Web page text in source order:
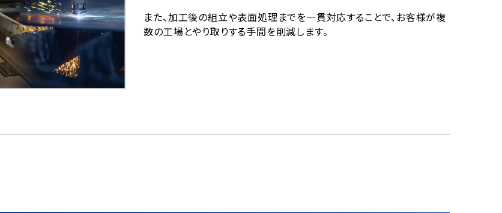
また、加工後の組立や表面処理までを一貫対応することで、お客様が複
数の工場とやり取りする手間を削減します。